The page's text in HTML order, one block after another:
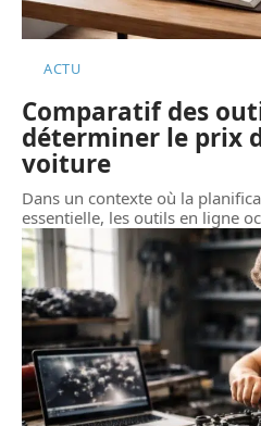
ACTU
Comparatif des
déterminer le prix
voiture
Dans un contexte où la
essentielle, les outils en ligne